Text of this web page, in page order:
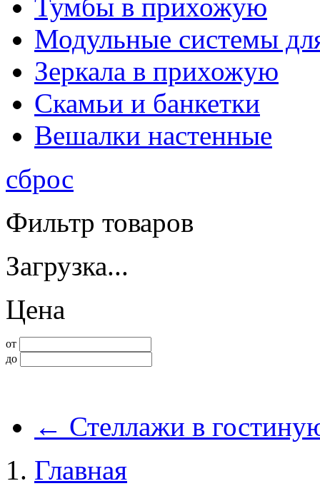
Тумбы в прихожую
Модульные системы
Зеркала в прихожую
Скамьи и банкетки
Вешалки настенные
сброс
Фильтр товаров
Загрузка...
Цена
от
до
← Стеллажи в
Главная